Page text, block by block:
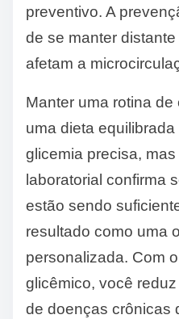
preventivo. A
de se manter
afetam a
Manter uma rotina
uma dieta
glicemia precisa,
laboratorial confirma
estão sendo
resultado como uma
personalizada. Com
glicêmico, você
de doenças crônicas